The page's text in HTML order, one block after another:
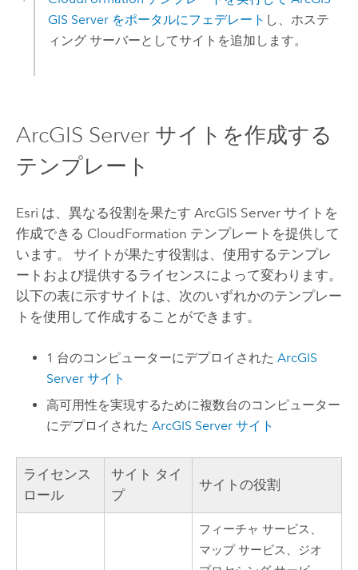
GIS Serverをポータルにフェデレート し、ホステ
ィング サーバーとしてサイトを追加します。
ArcGIS Serverサイトを作成する
テンプレート
Esri は、異なる役割を果たす ArcGIS Serverサイトを
作成できる CloudFormation テンプレートを提供して
います。 サイトが果たす役割は、使用するテンプレ
ートおよび提供するライセンスによって変わります。
以下の表に示すサイトは、次のいずれかのテンプレー
トを使用して作成することができます。
1 台のコンピューターにデプロイされたArcGIS
Server サイト
高可用性を実現するために複数台のコンピューター
にデプロイされたArcGIS Server サイト
ライセンス
ロール
サイト タイ
プ
サイトの役割
フィーチャ サービス、
マップ サービス、ジオ